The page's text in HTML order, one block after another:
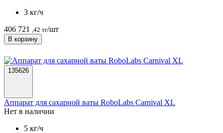
3 кг/ч
406 721
,42 тг/шт
В корзину
135626
Аппарат для сахарной ваты RoboLabs Carnival XL
Нет в наличии
5 кг/ч